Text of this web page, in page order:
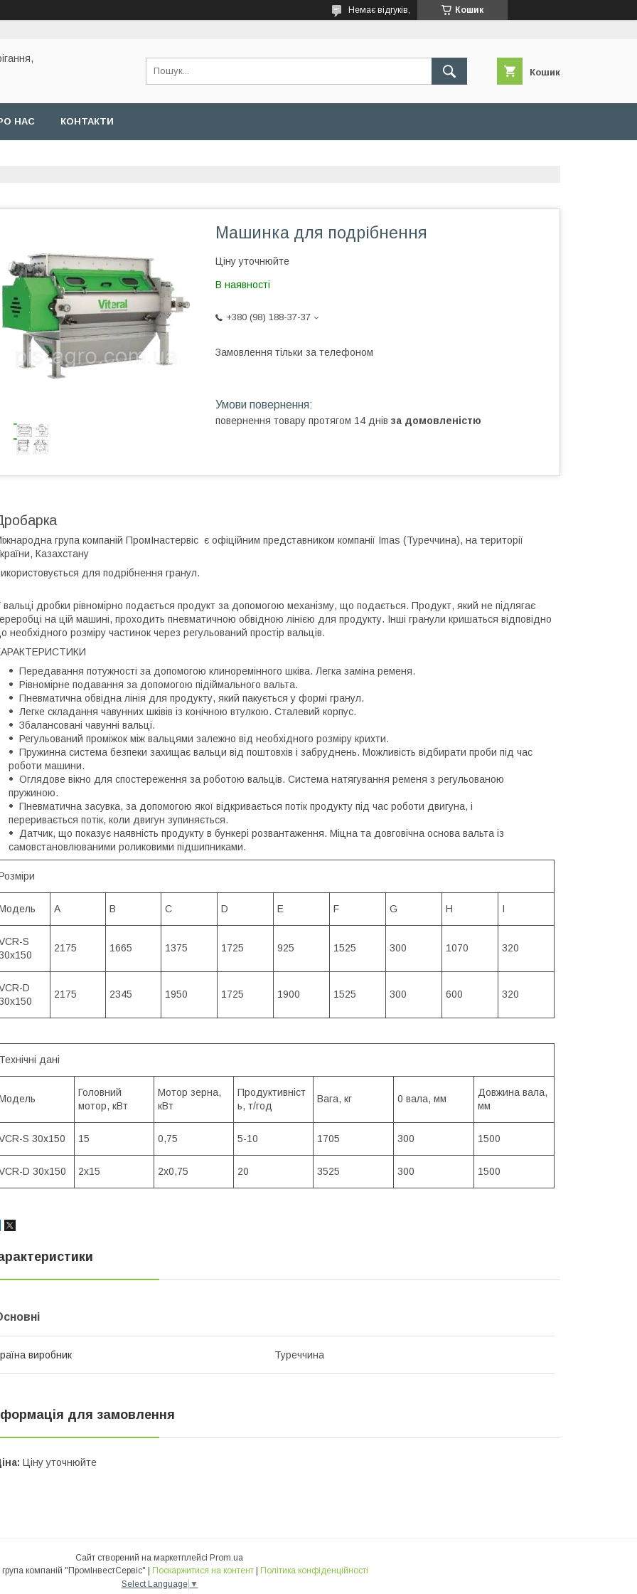
Кошик
Немає відгуків,
Кошик
НАС КОНТАКТИ
Машинка для подрібнення
Ціну уточнюйте
В наявності
+380 (98) 188-37-37
Замовлення тільки за телефоном
повернення товару протягом 14 днів за домовленістю
група компаній ПромІнастервіс є офіційним представником компанії Imas (Туреччина), на території
Казахстану
для подрібнення гранул.
вальці дробки рівномірно подається продукт за допомогою механізму, що подається. Продукт, який не підлягає
на цій машині, проходить пневматичною обвідною лінією для продукту. Інші гранули кришаться відповідно
необхідного розміру частинок через регульований простір вальців.
Передавання потужності за допомогою клиноремінного шківа. Легка заміна ременя.
Рівномірне подавання за допомогою підіймального вальта.
Пневматична обвідна лінія для продукту, який пакується у формі гранул.
Легке складання чавунних шківів із конічною втулкою. Сталевий корпус.
Збалансовані чавунні вальці.
Регульований проміжок між вальцями залежно від необхідного розміру крихти.
Пружинна система безпеки захищає вальци від поштовхів і забруднень. Можливість відбирати проби під час
роботи машини.
Оглядове вікно для спостереження за роботою вальців. Система натягування ременя з регульованою
пружиною.
Пневматична засувка, за допомогою якої відкривається потік продукту під час роботи двигуна, і
переривається потік, коли двигун зупиняється.
Датчик, що показує наявність продукту в бункері розвантаження. Міцна та довговічна основа вальта із
самовстановлюваними роликовими підшипниками.
A B C D E F G H I
S
2175 1665 1375 1725 925 1525 300 1070 320
D
2175 2345 1950 1725 1900 1525 300 600 320
дані
Головний
мотор, кВт
Мотор зерна,
кВт
Продуктивніст
ь, т/год
Вага, кг 0 вала, мм
Довжина вала,
мм
S 30x150 15 0,75 5-10 1705 300 1500
D 30x150 2х15 2х0,75 20 3525 300 1500
виробник Туреччина
для замовлення
Ціну уточнюйте
Сайт створений на маркетплейсі Prom.ua
Міжнародна група компаній "ПромІнвестСервіс" | Поскаржитися на контент | Політика конфіденційності
Select Language ▼